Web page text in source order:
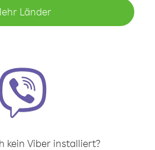
Länder
kein Viber installiert?